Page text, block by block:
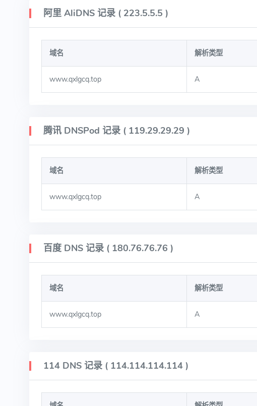
阿里 AliDNS 记录 ( 223.5.5.5 )
域名 解析类型
www.qxlgcq.top A
腾讯 DNSPod 记录 ( 119.29.29.29 )
域名 解析类型
www.qxlgcq.top A
百度 DNS 记录 ( 180.76.76.76 )
域名 解析类型
www.qxlgcq.top A
114 DNS 记录 ( 114.114.114.114 )